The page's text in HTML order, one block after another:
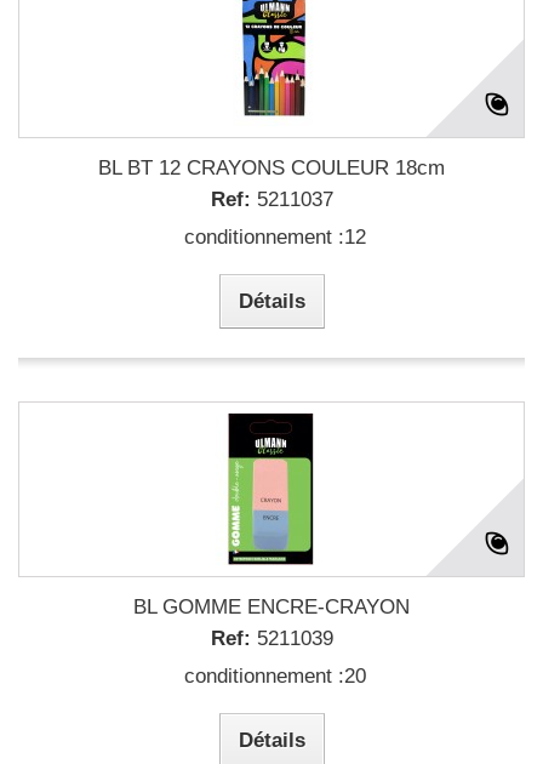
BL BT 12 CRAYONS COULEUR 18cm
Ref: 5211037
conditionnement :12
Détails
BL GOMME ENCRE-CRAYON
Ref: 5211039
conditionnement :20
Détails